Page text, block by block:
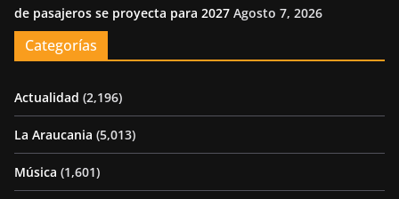
de pasajeros se proyecta para 2027 Agosto 7, 2026
Categorías
Actualidad (2,196)
La Araucania (5,013)
Música (1,601)